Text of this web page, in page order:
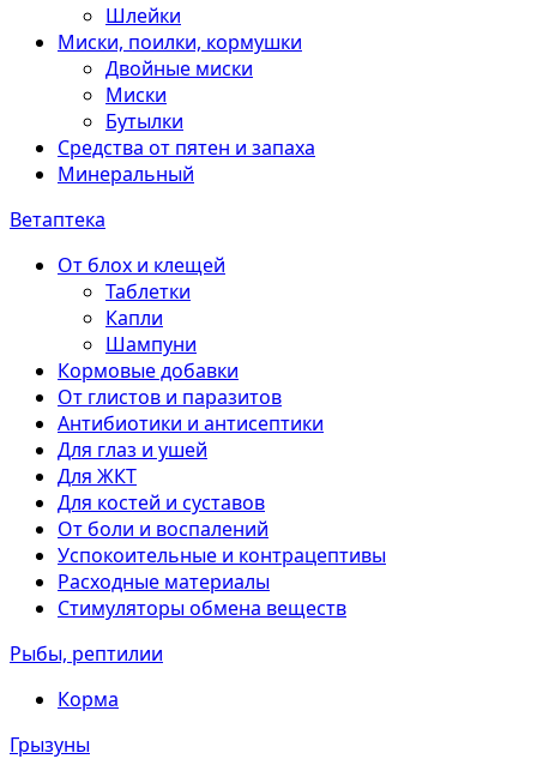
Шлейки
Миски, поилки, кормушки
Двойные миски
Миски
Бутылки
Средства от пятен и запаха
Минеральный
Ветаптека
От блох и клещей
Таблетки
Капли
Шампуни
Кормовые добавки
От глистов и паразитов
Антибиотики и антисептики
Для глаз и ушей
Для ЖКТ
Для костей и суставов
От боли и воспалений
Успокоительные и контрацептивы
Расходные материалы
Стимуляторы обмена веществ
Рыбы, рептилии
Корма
Грызуны